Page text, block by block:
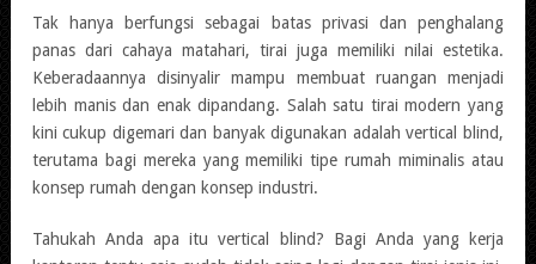
Tak hanya berfungsi sebagai batas privasi dan penghalang
panas dari cahaya matahari, tirai juga memiliki nilai estetika.
Keberadaannya disinyalir mampu membuat ruangan menjadi
lebih manis dan enak dipandang. Salah satu tirai modern yang
kini cukup digemari dan banyak digunakan adalah vertical blind,
terutama bagi mereka yang memiliki tipe rumah miminalis atau
konsep rumah dengan konsep industri.
Tahukah Anda apa itu vertical blind? Bagi Anda yang kerja